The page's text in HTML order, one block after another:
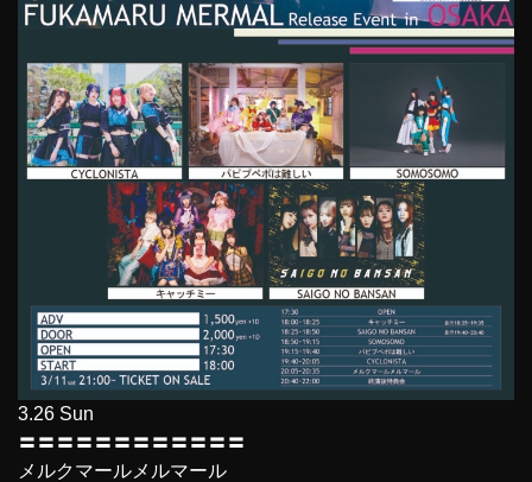
3.26 Sun
〓〓〓〓〓〓〓〓〓〓〓〓
メルクマールメルマール